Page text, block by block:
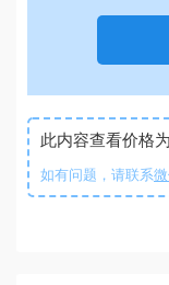
此内容查看价格为
如有问题，请联系